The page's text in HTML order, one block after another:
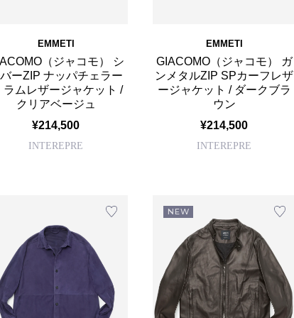
EMMETI
（ジャコモ） シ
ーZIP ナッパチェラー
ラムレザージャケット /
クリアベージュ
¥214,500
INTEREPRE
EMMETI
GIACOMO（ジャコモ） ガ
ンメタルZIP SPカーフレザ
ージャケット / ダークブラ
ウン
¥214,500
INTEREPRE
NEW